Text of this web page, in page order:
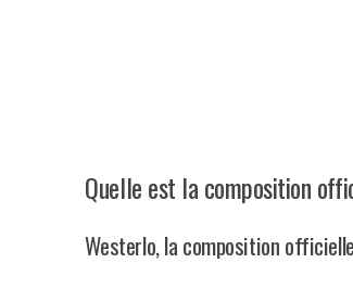
Quelle est la composition
Westerlo, la composition